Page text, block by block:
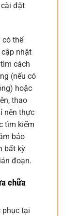
đặt
có thể
nhật
cách
(nếu có
hoặc
thao
nên thực
tìm kiếm
bảo
bất kỳ
đoạn.
chữa
phục tại